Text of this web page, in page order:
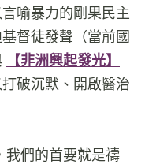
喻暴力的剛果民主
督徒發聲（當前國
【非洲興起發光】
打破沉默、開啟醫治
們的首要就是禱